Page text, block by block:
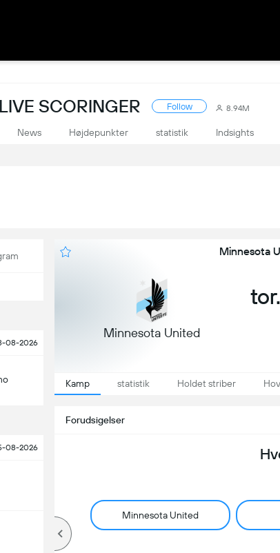
SCORINGER Follow 8.94M
News Højdepunkter statistik Indsights
08-2026
08-2026
Minnesota
Minnesota United
Kamp statistik Holdet striber
Forudsigelser
Minnesota United